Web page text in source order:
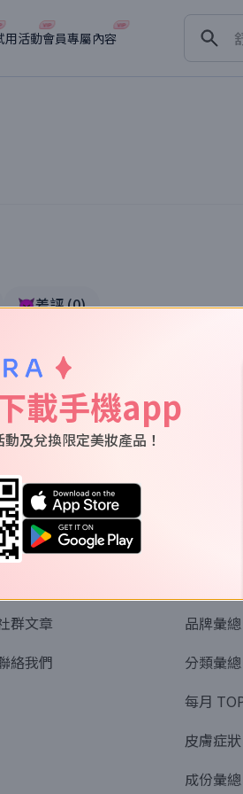
用活動會員專屬內容
👿差評(0)
於我們
識SORRA
群文章
絡我們
品牌彙總
分類彙總
每月
皮膚症狀
成份彙總
載手機app
及兌換限定美妝產品！